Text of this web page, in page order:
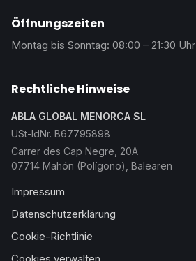
Öffnungszeiten
Montag bis Sonntag: 08:00 – 21:30 Uhr
Rechtliche Hinweise
ABLA GLOBAL MENORCA SL
USt-IdNr. B67795898
Carrer des Cap Negre, 20A
07714 Mahón (Polígono), Balearen
Impressum
Datenschutzerklärung
Cookie-Richtlinie